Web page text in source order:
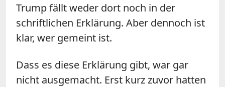
Trump fällt weder dort noch in der
schriftlichen Erklärung. Aber dennoch ist
klar, wer gemeint ist.
Dass es diese Erklärung gibt, war gar
nicht ausgemacht. Erst kurz zuvor hatten